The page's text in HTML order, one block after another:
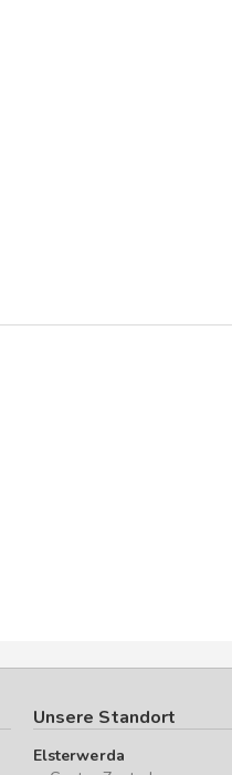
Unsere Standort
Elsterwerda